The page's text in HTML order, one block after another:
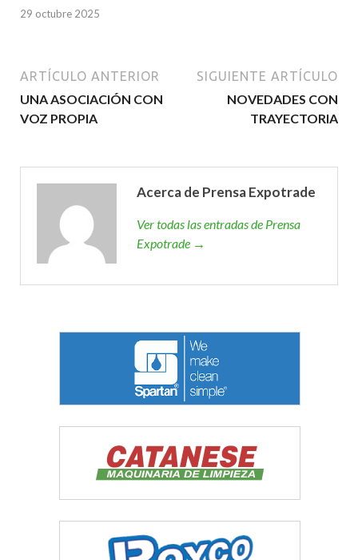
29 octubre 2025
ARTÍCULO ANTERIOR
UNA ASOCIACIÓN CON
VOZ PROPIA
SIGUIENTE ARTÍCULO
NOVEDADES CON
TRAYECTORIA
Acerca de Prensa Expotrade
Ver todas las entradas de Prensa
Expotrade →